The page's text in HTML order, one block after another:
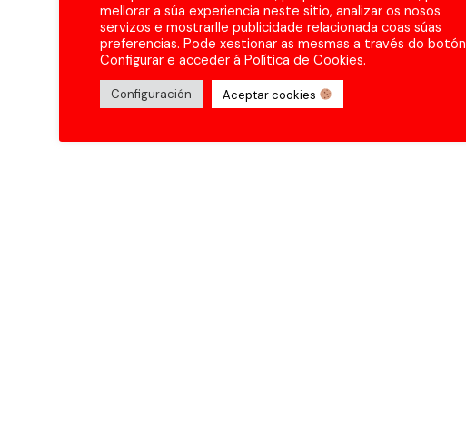
mellorar a súa experiencia neste sitio, analizar os nosos
servizos e mostrarlle publicidade relacionada coas súas
preferencias. Pode xestionar as mesmas a través do botón
Configurar e acceder á Política de Cookies.
Configuración Aceptar cookies